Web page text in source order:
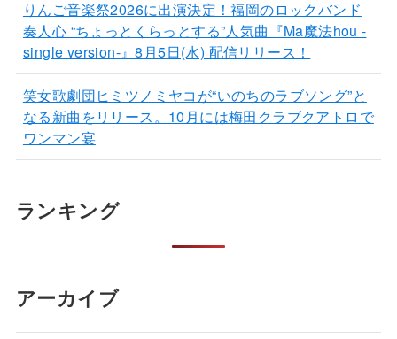
りんご音楽祭2026に出演決定！福岡のロックバンド
奏人心 “ちょっとくらっとする”人気曲『Ma魔法hou -
single version-』8月5日(水) 配信リリース！
笑女歌劇団ヒミツノミヤコが“いのちのラブソング”と
なる新曲をリリース。10月には梅田クラブクアトロで
ワンマン宴
ランキング
アーカイブ